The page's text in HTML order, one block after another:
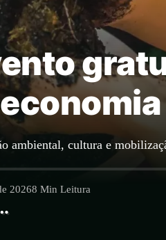
ambiental, cultura e
20268 Min Leitura